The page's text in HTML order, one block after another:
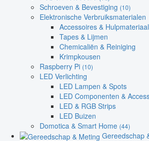
Schroeven & Bevestiging (10)
Elektronische Verbruiksmaterialen
Accessoires & Hulpmateriaal
Tapes & Lijmen
Chemicaliën & Reiniging
Krimpkousen
Raspberry Pi (10)
LED Verlichting
LED Lampen & Spots
LED Componenten &
LED & RGB Strips
LED Buizen
Domotica & Smart Home (44)
Gereedschap